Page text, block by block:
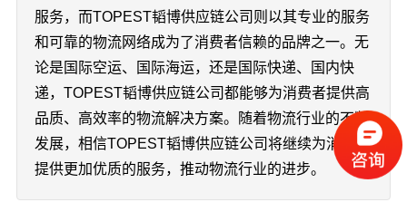
服务，而TOPEST韬博供应链公司则以其专业的服务
和可靠的物流网络成为了消费者信赖的品牌之一。无
论是国际空运、国际海运，还是国际快递、国内快
递，TOPEST韬博供应链公司都能够为消费者提供高
品质、高效率的物流解决方案。随着物流行业的不断
发展，相信TOPEST韬博供应链公司将继续为消费者
提供更加优质的服务，推动物流行业的进步。